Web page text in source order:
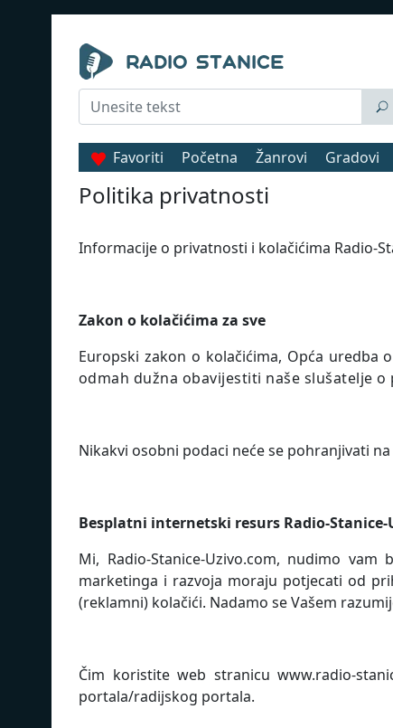
Favoriti Početna Žanrovi Gradovi
Politika privatnosti
Informacije o privatnosti i kolačićima Radio-
Zakon o kolačićima za sve
Europski zakon o kolačićima, Opća uredba
odmah dužna obavijestiti naše slušatelje
Nikakvi osobni podaci neće se pohranjivati
Besplatni internetski resurs Radio-
Mi, Radio-Stanice-Uzivo.com, nudimo vam
marketinga i razvoja moraju potjecati od
(reklamni) kolačići. Nadamo se Vašem
Čim koristite web stranicu www.radio-
portala/radijskog portala.